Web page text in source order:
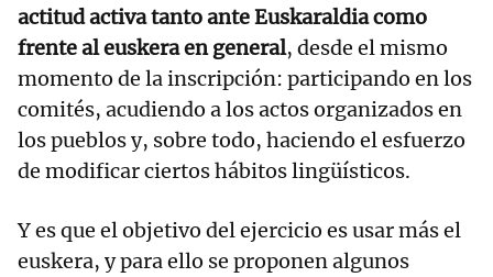
actitud activa tanto ante Euskaraldia como
frente al euskera en general, desde el mismo
momento de la inscripción: participando en los
comités, acudiendo a los actos organizados en
los pueblos y, sobre todo, haciendo el esfuerzo
de modificar ciertos hábitos lingüísticos.
Y es que el objetivo del ejercicio es usar más el
euskera, y para ello se proponen algunos